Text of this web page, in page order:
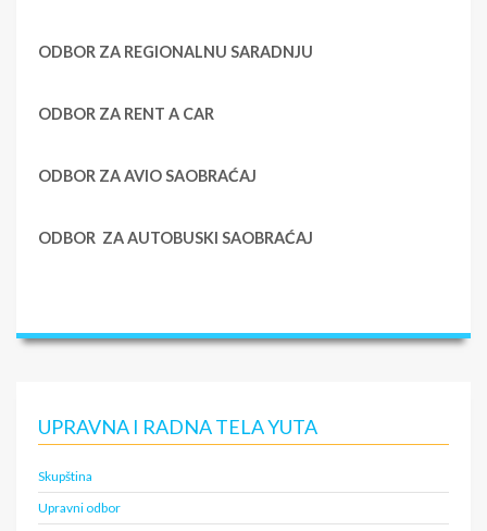
ODBOR ZA REGIONALNU SARADNJU
ODBOR ZA RENT A CAR
ODBOR ZA AVIO SAOBRAĆAJ
ODBOR ZA AUTOBUSKI SAOBRAĆAJ
UPRAVNA I RADNA TELA YUTA
Skupština
Upravni odbor